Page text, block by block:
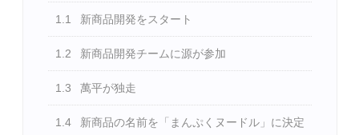
1.1 新商品開発をスタート
1.2 新商品開発チームに源が参加
1.3 萬平が独走
1.4 新商品の名前を「まんぷくヌードル」に決定